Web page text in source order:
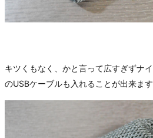
キツくもなく、かと言って広すぎずナ
のUSBケーブルも入れることが出来ます